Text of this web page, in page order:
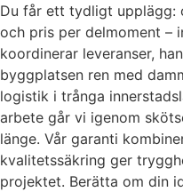
Du får ett tydligt upplägg:
och pris per delmoment –
koordinerar leveranser,
byggplatsen ren med
logistik i trånga
arbete går vi igenom
länge. Vår garanti
kvalitetssäkring ger
projektet. Berätta om din